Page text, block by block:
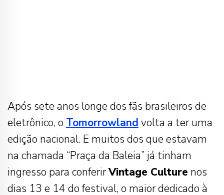
Após sete anos longe dos fãs brasileiros de
eletrônico, o Tomorrowland volta a ter uma
edição nacional. E muitos dos que estavam
na chamada “Praça da Baleia” já tinham
ingresso para conferirVintage Culture nos
dias 13 e 14 do festival, o maior dedicado à